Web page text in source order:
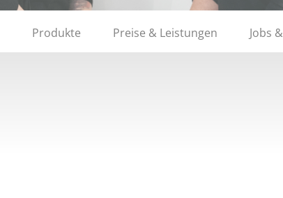
Produkte Preise & Leistungen Jobs